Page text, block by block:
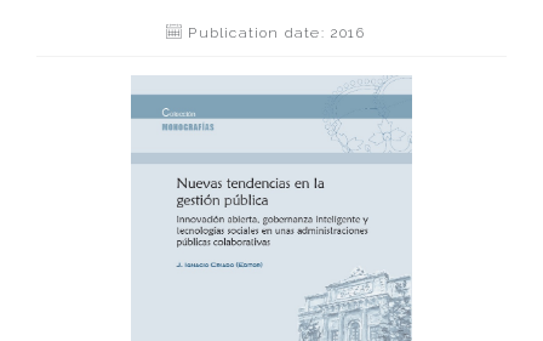
Publication date: 2016